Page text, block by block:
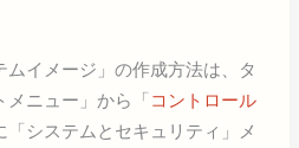
ムイメージ」の作成方法は、タ
メニュー」から「コントロール
「システムとセキュリティ」メ